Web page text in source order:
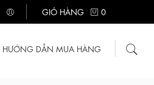
GIỎ HÀNG 0
HƯỚNG DẪN MUA HÀNG